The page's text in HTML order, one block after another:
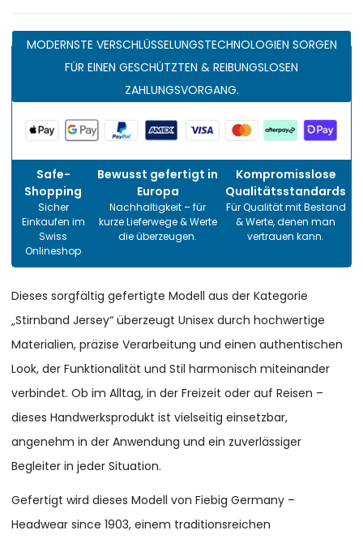
MODERNSTE VERSCHLÜSSELUNGSTECHNOLOGIEN SORGEN
FÜR EINEN GESCHÜTZTEN & REIBUNGSLOSEN
ZAHLUNGSVORGANG.
Safe-
Shopping
Sicher
Einkaufen im
Swiss
Onlineshop
Bewusst gefertigt in
Europa
Nachhaltigkeit – für
kurze Lieferwege & Werte
die überzeugen.
Kompromisslose
Qualitätsstandards
Für Qualität mit Bestand
& Werte, denen man
vertrauen kann.
Dieses sorgfältig gefertigte Modell aus der Kategorie
„Stirnband Jersey“ überzeugt Unisex durch hochwertige
Materialien, präzise Verarbeitung und einen authentischen
Look, der Funktionalität und Stil harmonisch miteinander
verbindet. Ob im Alltag, in der Freizeit oder auf Reisen –
dieses Handwerksprodukt ist vielseitig einsetzbar,
angenehm in der Anwendung und ein zuverlässiger
Begleiter in jeder Situation.
Gefertigt wird dieses Modell von Fiebig Germany –
Headwear since 1903, einem traditionsreichen